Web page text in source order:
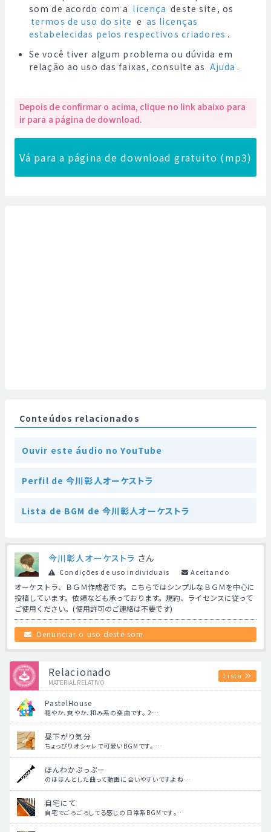
som de acordo com a licença deste site, os
termos de uso do site e as licenças
estabelecidas pelos respectivos criadores .
Se você tiver algum problema ou dúvida em
relação ao uso das faixas, consulte as Ajuda .
Depois de confirmar o acima, clique no link abaixo para
ir para a página de download.
Vá para a página de download gratuito (mp3)
Conteúdos relacionados
Ouvir este áudio no YouTube
Perfil de 今川彰人オーケストラ
Lista de BGM de 今川彰人オーケストラ
今川彰人オーケストラ さん
Condições de uso individuais Aceitando
オーケストラ、ＢＧＭ作成者です。こちらではシンプルなＢＧＭを中心に
投稿しています。依頼なども承っております。規約、ライセンスに従って
ご使用ください。(使用許可のご連絡は不要です)
Denunciar o uso deste som
Relacionado
MATERIAL RELATIVO
Lista
PastelHouse
穏やか、爽やか、和み系の楽曲です。 2…
昼下がり気分
ちょっぴりオシャレで可愛いBGMです。 …
ほんわかぷっぷー
のほほんとした曲って動画に合いやすいですよね…
自宅にて
自宅でごろごろしてる感じの日常系BGMです。…